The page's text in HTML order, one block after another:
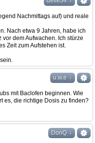
Nachmittags auf) und reale
Nach etwa 9 Jahren, habe ich
dem Aufwachen. Ich stürze
Zeit zum Aufstehen ist.
u.w.e ↓
mit Baclofen beginnen. Wie
es, die richtige Dosis zu finden?
DonQ ↓